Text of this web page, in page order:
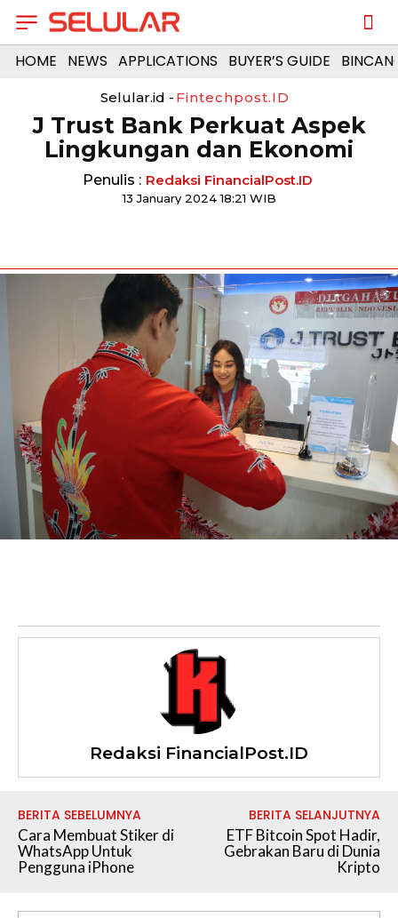
HOME NEWS APPLICATIONS BUYER’S GUIDE
Selular.id - Fintechpost.ID
J Trust Bank Perkuat Aspek
Lingkungan dan Ekonomi
Penulis : Redaksi FinancialPost.ID
13 January 2024 18:21 WIB
Redaksi FinancialPost.ID
BERITA SEBELUMNYA
Cara Membuat Stiker di
WhatsApp Untuk
Pengguna iPhone
BERITA SELANJUTNYA
ETF Bitcoin Spot Hadir,
Gebrakan Baru di Dunia
Kripto